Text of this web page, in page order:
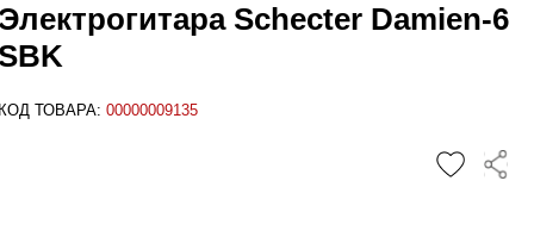
Schecter Damien-6
SBK
КОД ТОВАРА: 00000009135